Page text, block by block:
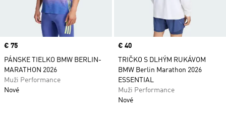
Price
€ 75
PÁNSKE TIELKO BMW BERLIN-
MARATHON 2026
Muži Performance
Nové
Price
€ 40
TRIČKO S DLHÝM RUKÁVOM
BMW Berlin Marathon 2026
ESSENTIAL
Muži Performance
Nové